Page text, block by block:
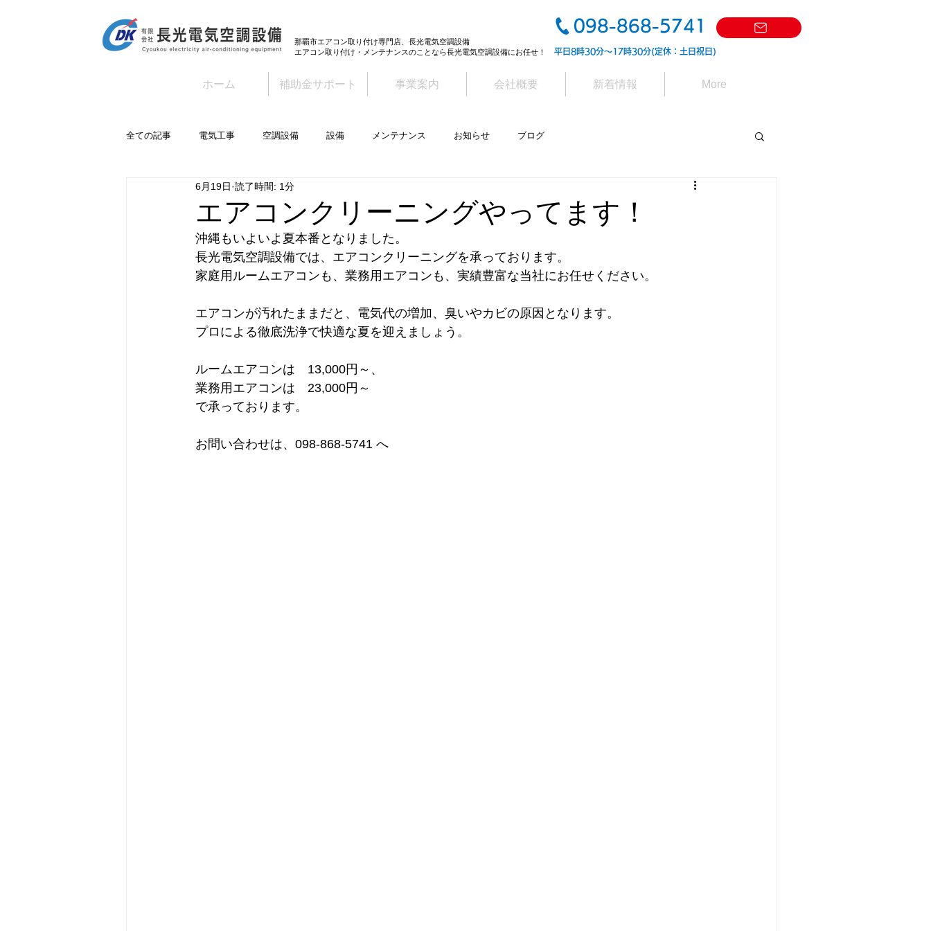
那覇市エアコン取り付け専門店、長光電気空調設備
エアコン取り付け・メンテナンスのことなら長光電気空調設備にお任せ！
098-868-5741
平日8時30分～17時30分(定休：土日祝日)
ホーム 補助金サポート 事業案内 会社概要 新着情報 More
全ての記事 電気工事 空調設備 設備 メンテナンス お知らせ ブログ
エアコンクリーニングやってます！
6月19日 読了時間: 1分
沖縄もいよいよ夏本番となりました。
長光電気空調設備では、エアコンクリーニングを承っております。
家庭用ルームエアコンも、業務用エアコンも、実績豊富な当社にお任せください。
エアコンが汚れたままだと、電気代の増加、臭いやカビの原因となります。
プロによる徹底洗浄で快適な夏を迎えましょう。
ルームエアコンは　13,000円～、
業務用エアコンは　23,000円～
で承っております。
お問い合わせは、098-868-5741 へ